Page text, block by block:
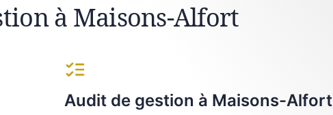
à Maisons-Alfort
Audit de gestion à Maisons-Alfort